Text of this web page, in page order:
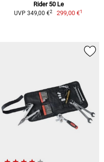
Rider 50 Le
UVP 349,00 €2 299,00 €1